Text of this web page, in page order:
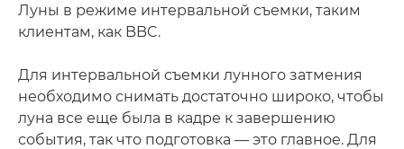
Луны в режиме интервальной съемки, таким
клиентам, как BBC.
Для интервальной съемки лунного затмения
необходимо снимать достаточно широко, чтобы
луна все еще была в кадре к завершению
события, так что подготовка — это главное. Для